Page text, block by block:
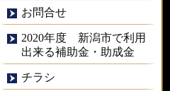
お問合せ
2020年度 新潟市で利用
出来る補助金・助成金
チラシ